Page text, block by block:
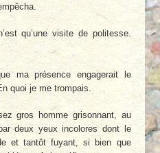
qu’une visite de politesse.
ma présence engagerait le
quoi je me trompais.
gros homme grisonnant, au
deux yeux incolores dont le
et tantôt fuyant, si bien que